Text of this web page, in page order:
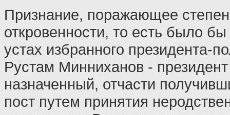
Признание, поражающее
откровенности, то есть было
устах избранного президента-
Рустам Минниханов - президент
назначенный, отчасти
пост путем принятия